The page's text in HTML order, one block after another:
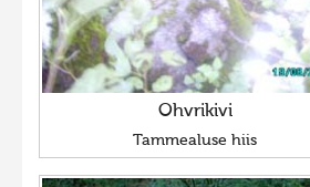
Hiite kuvavõistlus 2017
Hiite kuvavõistlus 2016
Hiite kuvavõistlus 2015
Hiite kuvavõistlus 2014
Hiite kuvavõistlus 2013
Ohvrikivi
Tammealuse hiis